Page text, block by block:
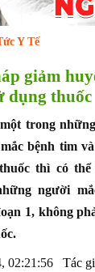
Y Tế
giảm
dụng thuốc
trong
bệnh tim
thì có
người
1, không
02:21:56 Tác